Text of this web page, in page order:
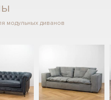
модульных диванов